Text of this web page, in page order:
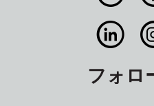
フォロ